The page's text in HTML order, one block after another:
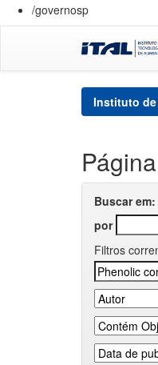
/governosp
Instituto
Buscar em:
por
Filtros